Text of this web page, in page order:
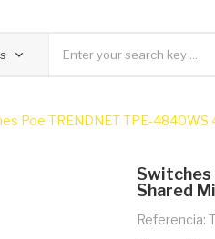
Poe TRENDNET TPE-4840WS
Switches
Shared
Referencia: